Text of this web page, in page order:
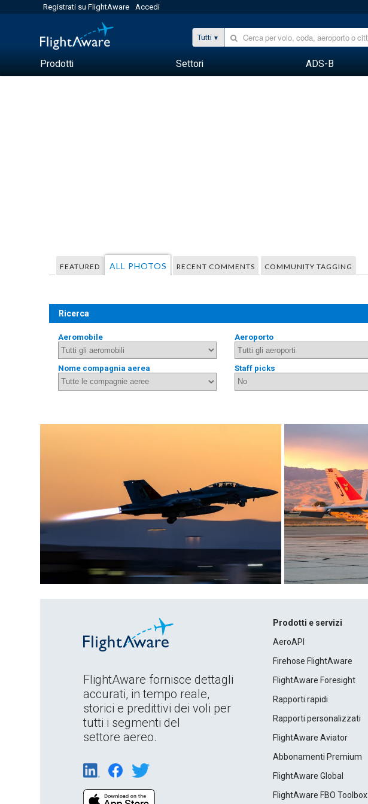
Registrati su FlightAware Accedi
Tutti
Prodotti Settori ADS-B
FEATURED ALL PHOTOS RECENT COMMENTS COMMUNITY TAGGING
Ricerca
Aeromobile Aeroporto
Nome compagnia aerea Staff picks
FlightAware fornisce dettagli
accurati, in tempo reale,
storici e predittivi dei voli per
tutti i segmenti del
settore aereo.
Prodotti e servizi
AeroAPI
Firehose FlightAware
FlightAware Foresight
Rapporti rapidi
Rapporti personalizzati
FlightAware Aviator
Abbonamenti Premium
FlightAware Global
FlightAware FBO Toolbox